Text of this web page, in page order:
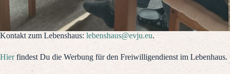
Kontakt zum Lebenshaus: lebenshaus@evju.eu.
Hierfindest Du die Werbung für den Freiwilligendienst im Lebenhaus.